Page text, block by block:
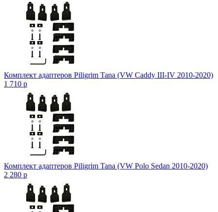
Комплект адаптеров Piligrim Tana (VW Caddy III-IV 2010-2020)
1 710 p
Комплект адаптеров Piligrim Tana (VW Polo Sedan 2010-2020)
2 280 p